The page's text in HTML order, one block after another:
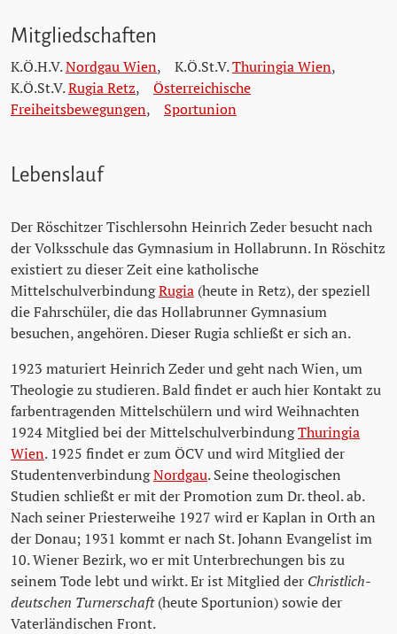
Mitgliedschaften
K.Ö.H.V.Nordgau Wien, K.Ö.St.V.Thuringia Wien,
K.Ö.St.V.Rugia Retz, Österreichische
Freiheitsbewegungen, Sportunion
Lebenslauf
Der Röschitzer Tischlersohn Heinrich Zeder besucht nach
der Volksschule das Gymnasium in Hollabrunn. In Röschitz
existiert zu dieser Zeit eine katholische
MittelschulverbindungRugia (heute in Retz), der speziell
die Fahrschüler, die das Hollabrunner Gymnasium
besuchen, angehören. Dieser Rugia schließt er sich an.
1923 maturiert Heinrich Zeder und geht nach Wien, um
Theologie zu studieren. Bald findet er auch hier Kontakt zu
farbentragenden Mittelschülern und wird Weihnachten
1924 Mitglied bei der MittelschulverbindungThuringia
Wien. 1925 findet er zum ÖCV und wird Mitglied der
StudentenverbindungNordgau. Seine theologischen
Studien schließt er mit der Promotion zum Dr. theol. ab.
Nach seiner Priesterweihe 1927 wird er Kaplan in Orth an
der Donau; 1931 kommt er nach St. Johann Evangelist im
10. Wiener Bezirk, wo er mit Unterbrechungen bis zu
seinem Tode lebt und wirkt. Er ist Mitglied der Christlich-
deutschen Turnerschaft(heute Sportunion) sowie der
Vaterländischen Front.